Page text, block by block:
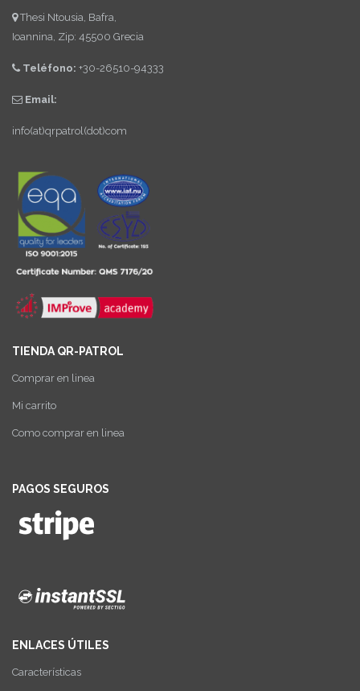
Thesi Ntousia, Bafra,
Ioannina, Zip: 45500 Grecia
Teléfono: +30-26510-94333
Email:
info(at)qrpatrol(dot)com
TIENDA QR-PATROL
Comprar en linea
Mi carrito
Como comprar en linea
PAGOS SEGUROS
ENLACES ÚTILES
Características